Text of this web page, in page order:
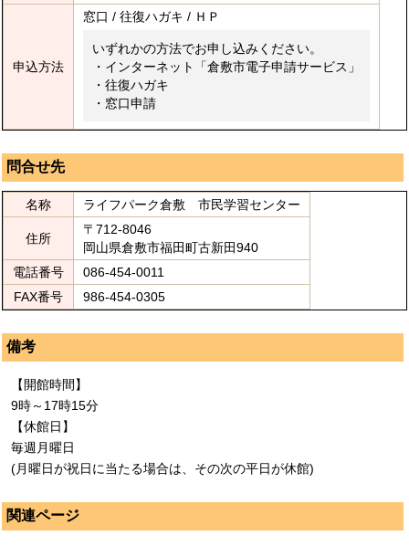
申込方法
窓口 / 往復ハガキ / ＨＰ
いずれかの方法でお申し込みください。
・インターネット「倉敷市電子申請サービス」
・往復ハガキ
・窓口申請
問合せ先
名称 ライフパーク倉敷 市民学習センター
住所
〒712-8046
岡山県倉敷市福田町古新田940
電話番号
086-454-0011
FAX番号
986-454-0305
備考
【開館時間】
9時～17時15分
【休館日】
毎週月曜日
(月曜日が祝日に当たる場合は、その次の平日が休館)
関連ページ